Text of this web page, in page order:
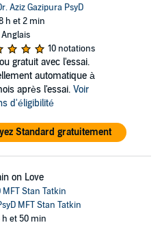
Aziz Gazipura PsyD
h et 2 min
10 notations
ou gratuit avec l'essai.
automatique à
après l'essai. Voir
d'éligibilité
Standard gratuitement
on Love
MFT Stan Tatkin
MFT Stan Tatkin
h et 50 min